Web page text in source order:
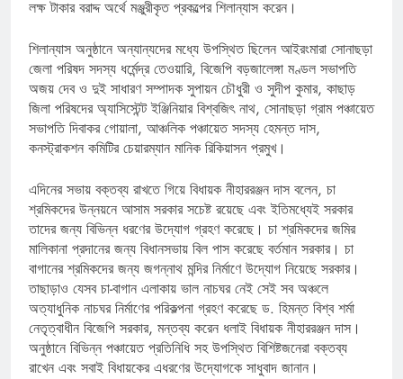
লক্ষ টাকার বরাদ্দ অর্থে মঞ্জুরীকৃত প্রকল্পের শিলান্যাস করেন।
শিলান্যাস অনুষ্ঠানে অন্যান্যদের মধ্যে উপস্থিত ছিলেন আইরংমারা সোনাছড়া
জেলা পরিষদ সদস্য ধর্মেন্দ্র তেওয়ারি, বিজেপি বড়জালেঙ্গা মণ্ডল সভাপতি
অজয় দেব ও দুই সাধারণ সম্পাদক সুপায়ন চৌধুরী ও সুদীপ কুমার, কাছাড়
জিলা পরিষদের অ্যাসিস্টেন্ট ইঞ্জিনিয়ার বিশ্বজিৎ নাথ, সোনাছড়া গ্রাম পঞ্চায়েত
সভাপতি দিবাকর গোয়ালা, আঞ্চলিক পঞ্চায়েত সদস্য হেমন্ত দাস,
কনস্ট্রাকশন কমিটির চেয়ারম্যান মানিক রিকিয়াসন প্রমুখ।
এদিনের সভায় বক্তব্য রাখতে গিয়ে বিধায়ক নীহাররঞ্জন দাস বলেন, চা
শ্রমিকদের উন্নয়নে আসাম সরকার সচেষ্ট রয়েছে এবং ইতিমধ্যেই সরকার
তাদের জন্য বিভিন্ন ধরণের উদ্যোগ গ্রহণ করেছে। চা শ্রমিকদের জমির
মালিকানা প্রদানের জন্য বিধানসভায় বিল পাস করেছে বর্তমান সরকার। চা
বাগানের শ্রমিকদের জন্য জগন্নাথ মন্দির নির্মাণে উদ্যোগ নিয়েছে সরকার।
তাছাড়াও যেসব চা-বাগান এলাকায় ভাল নাচঘর নেই সেই সব অঞ্চলে
অত্যাধুনিক নাচঘর নির্মাণের পরিকল্পনা গ্রহণ করেছে ড. হিমন্ত বিশ্ব শৰ্মা
নেতৃত্বাধীন বিজেপি সরকার, মন্তব্য করেন ধলাই বিধায়ক নীহাররঞ্জন দাস।
অনুষ্ঠানে বিভিন্ন পঞ্চায়েত প্রতিনিধি সহ উপস্থিত বিশিষ্টজনেরা বক্তব্য
রাখেন এবং সবাই বিধায়কের এধরণের উদ্যোগকে সাধুবাদ জানান।